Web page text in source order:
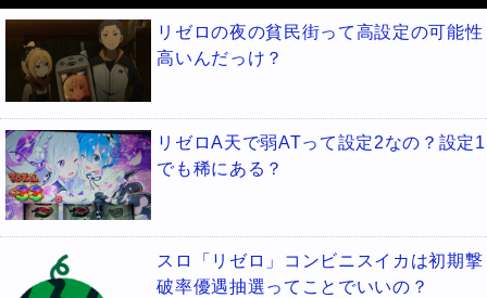
リゼロの夜の貧民街って高設定の可能性
高いんだっけ？
リゼロA天で弱ATって設定2なの？設定1
でも稀にある？
スロ「リゼロ」コンビニスイカは初期撃
破率優遇抽選ってことでいいの？